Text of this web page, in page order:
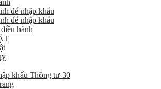
để nhập khẩu
để nhập khẩu
hành
khẩu Thông tư 30